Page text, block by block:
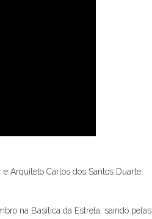
Arquiteto Carlos dos Santos Duarte,
na Basilica da Estrela, saindo pelas